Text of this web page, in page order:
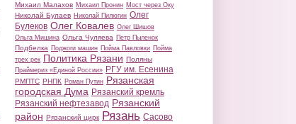
Михаил Малахов Михаил Пронин Мост через Оку
Николай Булаев Николай Пилюгин Олег
Булеков Олег Ковалев Олег Шишов
Ольга Мишина Ольга Чуляева Петр Пыленок
Подбелка Поджоги машин Пойма Павловки Пойма
трех рек Политика Рязани Поляны
Праймериз «Единой России» РГУ им. Есенина
РМПТС РНПК Роман Путин Рязанская
городская Дума Рязанский кремль
Рязанский нефтезавод Рязанский
район Рязанский цирк Рязань Сасово